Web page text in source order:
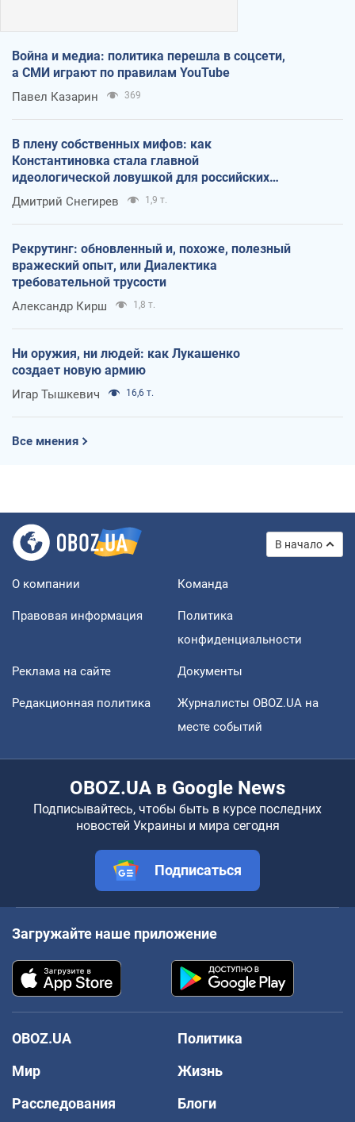
Война и медиа: политика перешла в соцсети,
а СМИ играют по правилам YouTube
Павел Казарин 369
В плену собственных мифов: как
Константиновка стала главной
идеологической ловушкой для российских
оккупантов
Дмитрий Снегирев 1,9 т.
Рекрутинг: обновленный и, похоже, полезный
вражеский опыт, или Диалектика
требовательной трусости
Александр Кирш 1,8 т.
Ни оружия, ни людей: как Лукашенко
создает новую армию
Игар Тышкевич 16,6 т.
Все мнения
В начало
О компании Команда
Правовая информация
Политика
конфиденциальности
Реклама на сайте Документы
Редакционная политика
Журналисты OBOZ.UA на
месте событий
OBOZ.UA в Google News
Подписывайтесь, чтобы быть в курсе последних
новостей Украины и мира сегодня
Подписаться
Загружайте наше приложение
OBOZ.UA
Политика
Мир
Жизнь
Расследования
Блоги